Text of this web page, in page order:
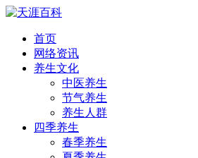
首页
网络资讯
养生文化
中医养生
节气养生
养生人群
四季养生
春季养生